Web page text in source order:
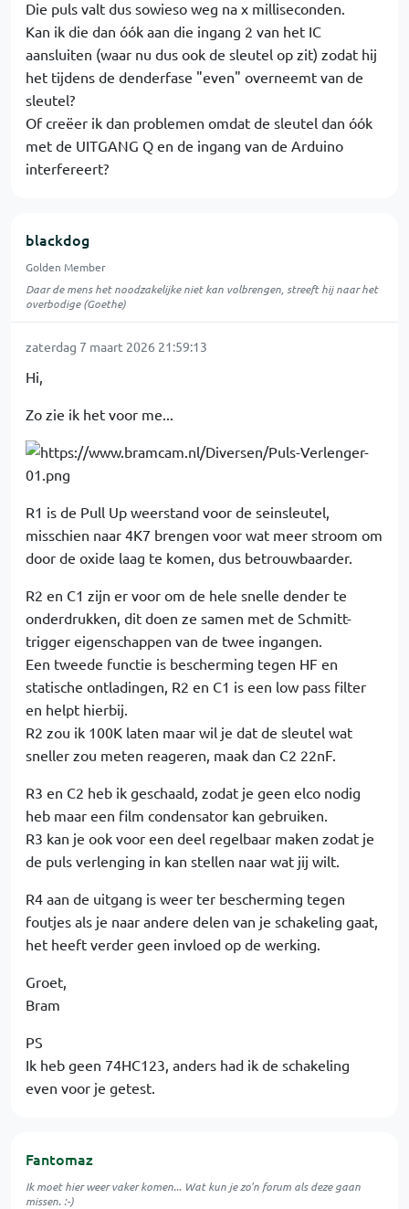
Die puls valt dus sowieso weg na x milliseconden.
Kan ik die dan óók aan die ingang 2 van het IC
aansluiten (waar nu dus ook de sleutel op zit) zodat hij
het tijdens de denderfase "even" overneemt van de
sleutel?
Of creëer ik dan problemen omdat de sleutel dan óók
met de UITGANG Q en de ingang van de Arduino
interfereert?
blackdog
Golden Member
Daar de mens het noodzakelijke niet kan volbrengen, streeft hij naar het
overbodige (Goethe)
zaterdag 7 maart 2026 21:59:13
Hi,
Zo zie ik het voor me...
R1 is de Pull Up weerstand voor de seinsleutel,
misschien naar 4K7 brengen voor wat meer stroom om
door de oxide laag te komen, dus betrouwbaarder.
R2 en C1 zijn er voor om de hele snelle dender te
onderdrukken, dit doen ze samen met de Schmitt-
trigger eigenschappen van de twee ingangen.
Een tweede functie is bescherming tegen HF en
statische ontladingen, R2 en C1 is een low pass filter
en helpt hierbij.
R2 zou ik 100K laten maar wil je dat de sleutel wat
sneller zou meten reageren, maak dan C2 22nF.
R3 en C2 heb ik geschaald, zodat je geen elco nodig
heb maar een film condensator kan gebruiken.
R3 kan je ook voor een deel regelbaar maken zodat je
de puls verlenging in kan stellen naar wat jij wilt.
R4 aan de uitgang is weer ter bescherming tegen
foutjes als je naar andere delen van je schakeling gaat,
het heeft verder geen invloed op de werking.
Groet,
Bram
PS
Ik heb geen 74HC123, anders had ik de schakeling
even voor je getest.
Fantomaz
Ik moet hier weer vaker komen... Wat kun je zo'n forum als deze gaan
missen. :-)